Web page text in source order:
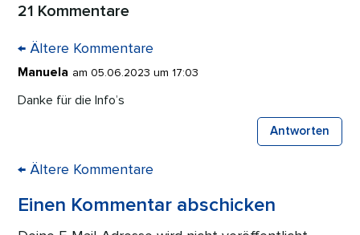
21 Kommentare
← Ältere Kommentare
Manuela am 05.06.2023 um 17:03
Danke für die Info’s
Antworten
← Ältere Kommentare
Einen Kommentar abschicken